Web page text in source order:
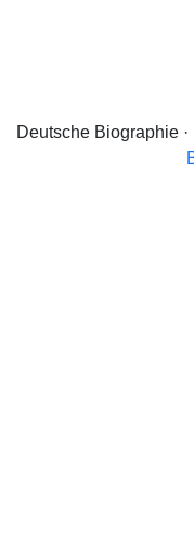
Deutsche Biographie ·